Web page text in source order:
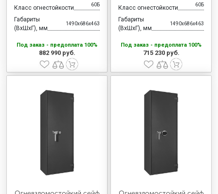
Класс огнестойкости 60Б
Габариты
(ВхШхГ), мм
1490x686x463
Под заказ - предоплата 100%
882 990 руб.
Класс огнестойкости 60Б
Габариты
(ВхШхГ), мм
1490x686x463
Под заказ - предоплата 100%
715 230 руб.